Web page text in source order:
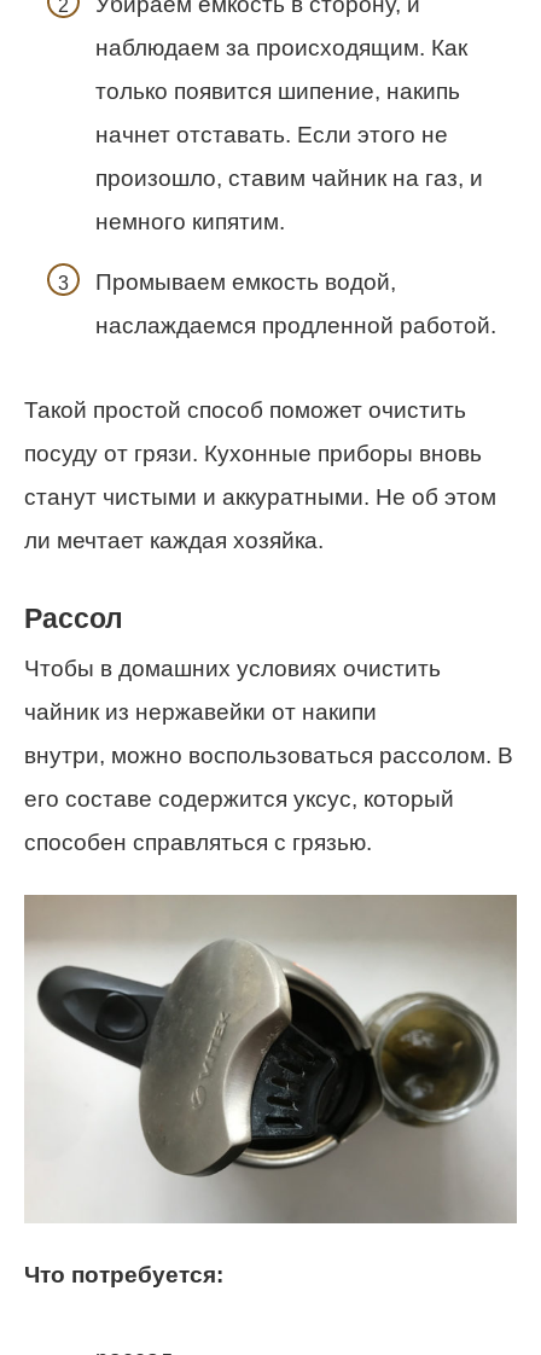
наблюдаем за происходящим. Как
только появится шипение, накипь
начнет отставать. Если этого не
произошло, ставим чайник на газ, и
немного кипятим.
Промываем емкость водой,
наслаждаемся продленной работой.
Такой простой способ поможет очистить
посуду от грязи. Кухонные приборы вновь
станут чистыми и аккуратными. Не об этом
ли мечтает каждая хозяйка.
Рассол
Чтобы в домашних условиях очистить
чайник из нержавейки от накипи
внутри, можно воспользоваться рассолом. В
его составе содержится уксус, который
способен справляться с грязью.
Что потребуется: